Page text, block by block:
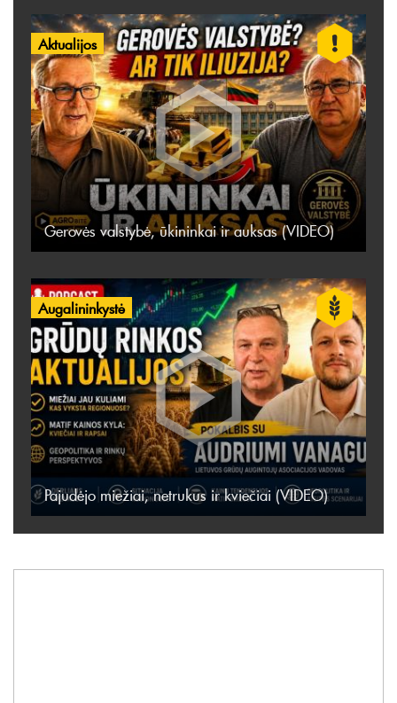
Aktualijos
Gerovės valstybė, ūkininkai ir auksas (VIDEO)
Augalininkystė
Pajudėjo miežiai, netrukus ir kviečiai (VIDEO)